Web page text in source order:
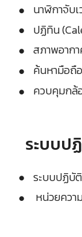
นาฬิกาจับ
ปฏิทิน
สภาพอาก
ค้นหามือถื
ควบคุมกล้
ระบบป
ระบบปฏิบัติ
หน่วยควา